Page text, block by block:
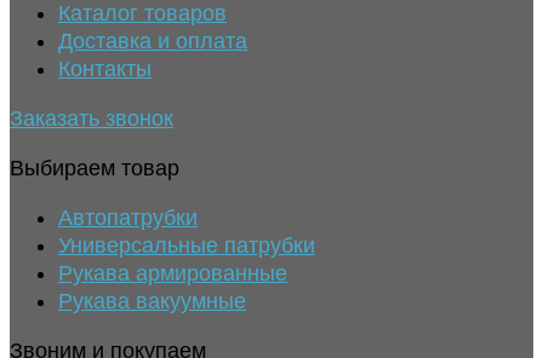
Каталог товаров
Доставка и оплата
Контакты
Заказать звонок
Выбираем товар
Автопатрубки
Универсальные патрубки
Рукава армированные
Рукава вакуумные
Звоним и покупаем